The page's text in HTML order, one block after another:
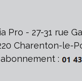
Pro - 27-31 rue
Charenton-le-
: